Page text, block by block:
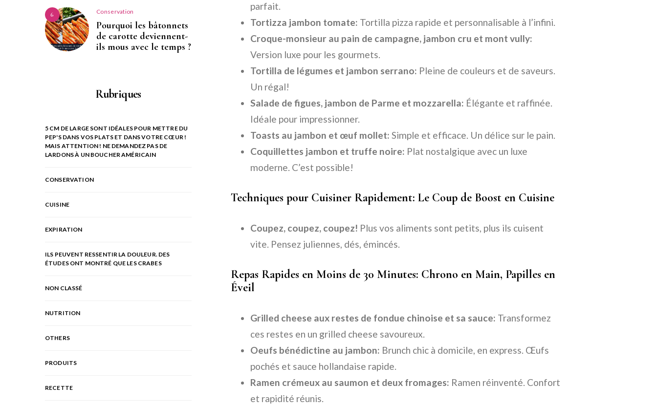
parfait.
Tortizza jambon tomate: Tortilla pizza rapide et personnalisable à l’infini.
Croque-monsieur au pain de campagne, jambon cru et mont vully:
Version luxe pour les gourmets.
Tortilla de légumes et jambon serrano: Pleine de couleurs et de saveurs.
Un régal!
Salade de figues, jambon de Parme et mozzarella: Élégante et raffinée.
Idéale pour impressionner.
Toasts au jambon et œuf mollet: Simple et efficace. Un délice sur le pain.
Coquillettes jambon et truffe noire: Plat nostalgique avec un luxe
moderne. C’est possible!
Techniques pour Cuisiner Rapidement: Le Coup de Boost en Cuisine
Coupez, coupez, coupez! Plus vos aliments sont petits, plus ils cuisent
vite. Pensez juliennes, dés, émincés.
Repas Rapides en Moins de 30 Minutes: Chrono en Main, Papilles en
Éveil
Grilled cheese aux restes de fondue chinoise et sa sauce: Transformez
ces restes en un grilled cheese savoureux.
Oeufs bénédictine au jambon: Brunch chic à domicile, en express. Œufs
pochés et sauce hollandaise rapide.
Ramen crémeux au saumon et deux fromages: Ramen réinventé. Confort
et rapidité réunis.
6 Conservation
Pourquoi les bâtonnets
de carotte deviennent-
ils mous avec le temps ?
Rubriques
5 CM DE LARGE SONT IDÉALES POUR METTRE DU
PEP'S DANS VOS PLATS ET DANS VOTRE CŒUR !
MAIS ATTENTION ! NE DEMANDEZ PAS DE
LARDONS À UN BOUCHER AMÉRICAIN
CONSERVATION
CUISINE
EXPIRATION
ILS PEUVENT RESSENTIR LA DOULEUR. DES
ÉTUDES ONT MONTRÉ QUE LES CRABES
NON CLASSÉ
NUTRITION
OTHERS
PRODUITS
RECETTE